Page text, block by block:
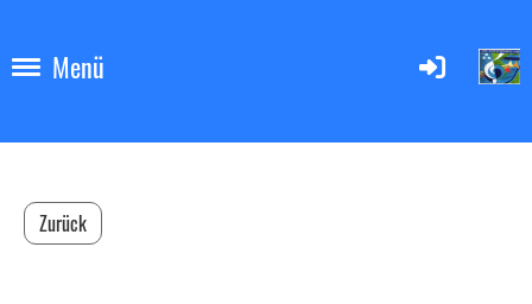
Menü
Zurück